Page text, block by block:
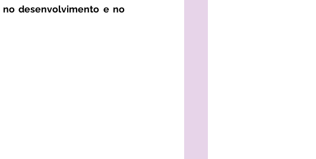
desenvolvimento e no